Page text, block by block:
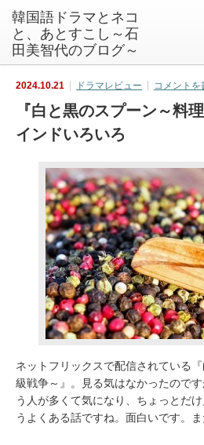
韓国語ドラマとネコ
と、あとすこし～石
田美智代のブログ～
2024.10.21 ドラマレビュー コメントを
『白と黒のスプーン～料
インドいろいろ
ネットフリックスで配信されている
級戦争～』。見る気はなかったので
う人が多くて気になり、ちょっとだ
うよくある話ですね。面白いです。